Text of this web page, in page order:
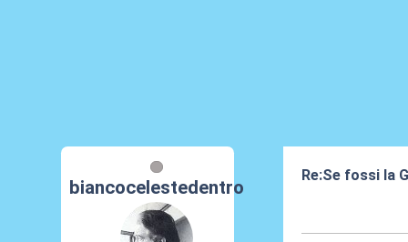
biancocelestedentro
Re:Se fossi la